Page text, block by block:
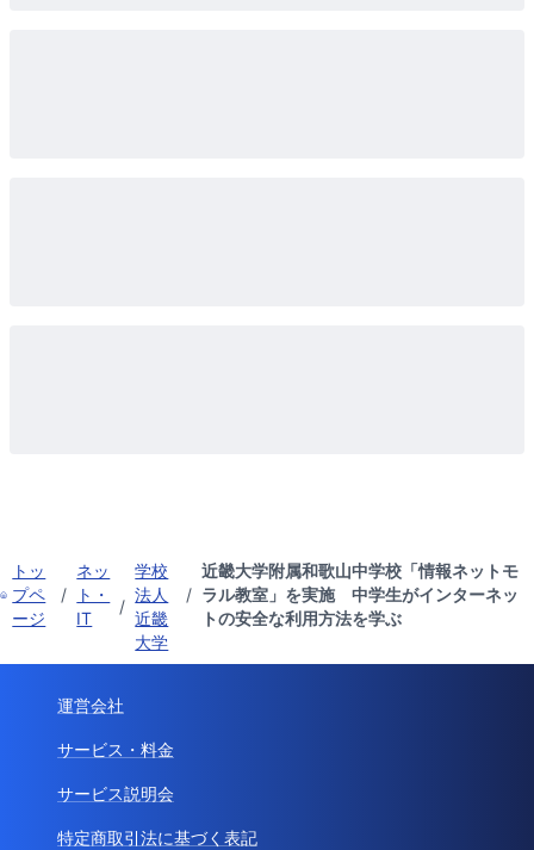
トッ
プペ
ージ
/
ネッ
ト・
IT
/
学校
法人
近畿
大学
/
近畿大学附属和歌山中学校「情報ネットモ
ラル教室」を実施 中学生がインターネッ
トの安全な利用方法を学ぶ
運営会社
サービス・料金
サービス説明会
特定商取引法に基づく表記